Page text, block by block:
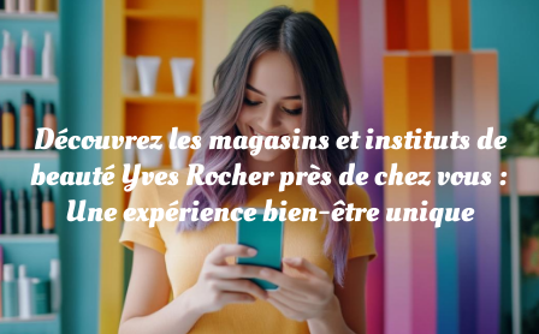
Découvrez les magasins et instituts de
beauté Yves Rocher près de chez vous :
Une expérience bien-être unique